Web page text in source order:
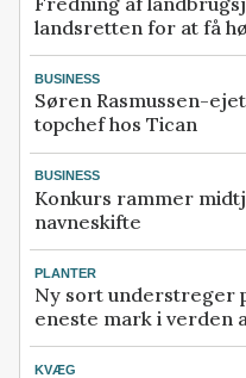
landsretten for at få
BUSINESS
Søren Rasmussen-
topchef hos Tican
BUSINESS
Konkurs rammer
navneskifte
PLANTER
Ny sort understreger
eneste mark i verden
KVÆG